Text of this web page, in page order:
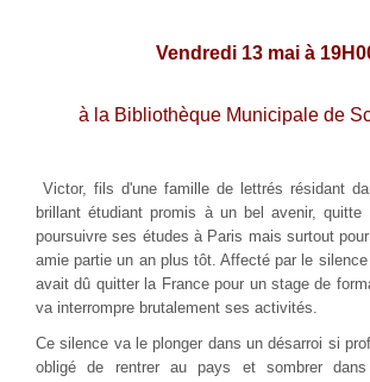
Vendredi 13 mai à
à la Bibliothèque Municipale de
Victor, fils d'une famille de lettrés résidant
brillant étudiant promis à un bel avenir, quitte
poursuivre ses études à Paris mais surtout
amie partie un an plus tôt. Affecté par le silence
avait dû quitter la France pour un stage de
va interrompre brutalement ses activités.
Ce silence va le plonger dans un désarroi si
obligé de rentrer au pays et sombrer